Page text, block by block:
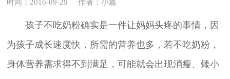
时间：2016-09-29 作者：小鑫
孩子不吃奶粉确实是一件让妈妈头疼的事情，因
为孩子成长速度快，所需的营养也多，若不吃奶粉，
身体营养需求得不到满足，可能就会出现消瘦、矮小